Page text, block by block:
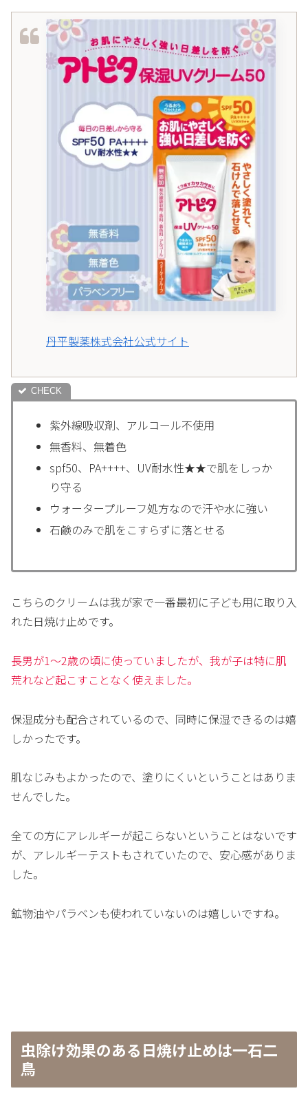
丹平製薬株式会社公式サイト
紫外線吸収剤、アルコール不使用
無香料、無着色
spf50、PA++++、UV耐水性★★で肌をしっか
り守る
ウォータープルーフ処方なので汗や水に強い
石鹸のみで肌をこすらずに落とせる
こちらのクリームは我が家で一番最初に子ども用に取り入
れた日焼け止めです。
長男が1～2歳の頃に使っていましたが、我が子は特に肌
荒れなど起こすことなく使えました。
保湿成分も配合されているので、同時に保湿できるのは嬉
しかったです。
肌なじみもよかったので、塗りにくいということはありま
せんでした。
全ての方にアレルギーが起こらないということはないです
が、アレルギーテストもされていたので、安心感がありま
した。
鉱物油やパラベンも使われていないのは嬉しいですね。
虫除け効果のある日焼け止めは一石二
鳥